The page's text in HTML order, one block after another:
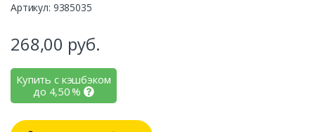
Артикул: 9385035
268,00 руб.
Купить с кэшбэком
до 4,50%